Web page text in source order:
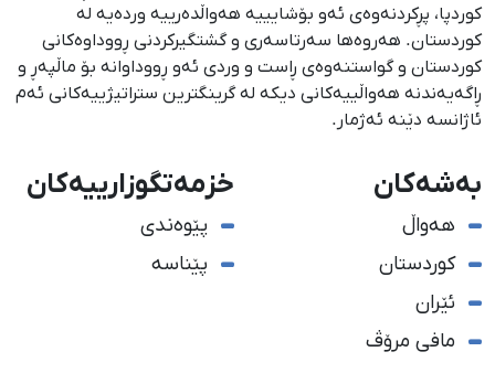
كوردپا، پڕكردنەوەی ئەو بۆشایییە هەواڵدەرییە وردەیە لە
كوردستان. هەروەها سەرتاسەری و گشتگیركردنی ڕووداوەكانی
كوردستان و گواستنەوەی ڕاست و وردی ئەو ڕووداوانە بۆ ماڵپەڕ و
ڕاگەیەندنە هەواڵییەكانی دیكە لە گرینگترین ستراتیژییەكانی ئەم
ئاژانسە دێنە ئەژمار.
بەشەکان
هەواڵ
کوردستان
ئێران
مافی مرۆڤ
خزمەتگوزارییەکان
پێوەندی
پێناسە